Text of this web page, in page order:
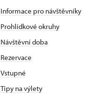
Informace pro návštěvníky
Prohlídkové okruhy
Návštěvní doba
Rezervace
Vstupné
Tipy na výlety